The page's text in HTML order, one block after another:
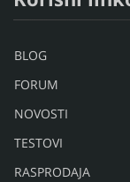
BLOG
FORUM
NOVOSTI
TESTOVI
RASPRODAJA